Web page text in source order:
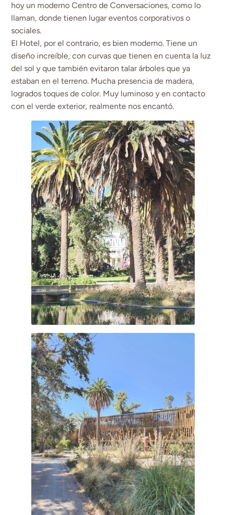
hoy un moderno Centro de Conversaciones, como lo
llaman, donde tienen lugar eventos corporativos o
sociales.
El Hotel, por el contrario, es bien moderno. Tiene un
diseño increíble, con curvas que tienen en cuenta la luz
del sol y que también evitaron talar árboles que ya
estaban en el terreno. Mucha presencia de madera,
logrados toques de color. Muy luminoso y en contacto
con el verde exterior, realmente nos encantó.